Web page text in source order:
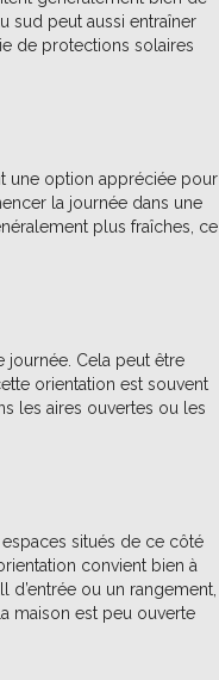
sud peut aussi entraîner
de protections solaires
une option appréciée pour
la journée dans une
plus fraîches, ce
journée. Cela peut être
orientation est souvent
les aires ouvertes ou les
situés de ce côté
convient bien à
ou un rangement,
maison est peu ouverte